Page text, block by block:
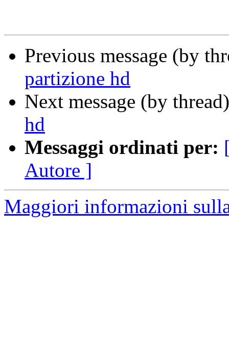
Previous message (by
partizione hd
Next message (by
hd
Messaggi ordinati per:
Autore ]
Maggiori informazioni